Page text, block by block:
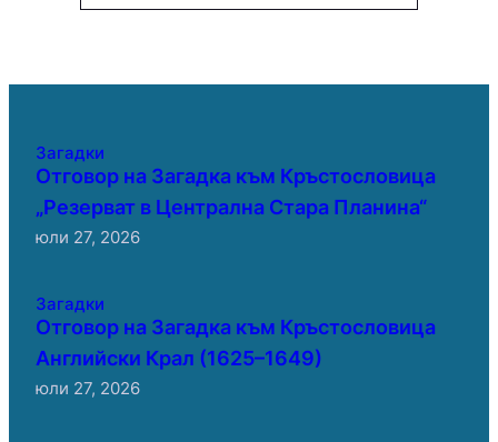
Загадки
Отговор на Загадка към Кръстословица
„Резерват в Централна Стара Планина“
юли 27, 2026
Загадки
Отговор на Загадка към Кръстословица
Английски Крал (1625–1649)
юли 27, 2026